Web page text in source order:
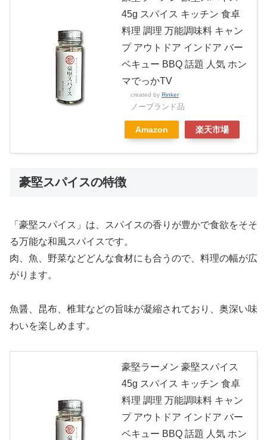
45g スパイス キッチン 食卓
料理 調理 万能調味料 キャン
プ アウトドア インドア バー
ベキュー BBQ 話題 人気 ホン
マでっかTV
created by Rinker
ノーブランド品
Amazon 楽天市場
豪堅スパイスの特徴
「豪堅スパイス」は、スパイスの香りが豊かで食欲をそそ
る万能な和風スパイスです。
肉、魚、野菜などどんな食材にも合うので、料理の幅が広
がります。
魚醤、昆布、椎茸などの旨味が凝縮されており、奥深い味
わいを楽しめます。
豪堅ラーメン 豪堅スパイス
45g スパイス キッチン 食卓
料理 調理 万能調味料 キャン
プ アウトドア インドア バー
ベキュー BBQ 話題 人気 ホン